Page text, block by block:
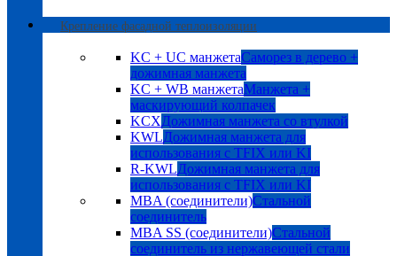
Крепление фасадной теплоизоляции
KC + UC манжетаСаморез в дерево +
дожимная манжета
KC + WB манжетаМанжета +
маскирующий колпачек
KCXДожимная манжета со втулкой
KWLДожимная манжета для
использования с TFIX или KI
R-KWLДожимная манжета для
использования с TFIX или KI
MBA (соединители)Стальной
соединитель
MBA SS (соединители)Стальной
соединитель из нержавеющей стали